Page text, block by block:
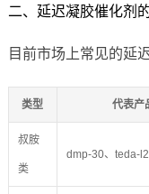
二、延迟凝胶催化剂
目前市场上常见的延
类型 代表产
叔胺
类
dmp-30、teda-l2